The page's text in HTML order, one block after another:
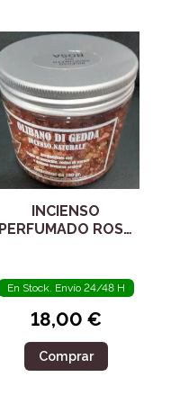
INCIENSO
PERFUMADO ROSA
En Stock. Envío 24/48 H
18,00 €
Comprar